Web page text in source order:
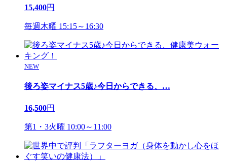
15,400円
毎週木曜 15:15～16:30
NEW
後ろ姿マイナス5歳♪今日からできる、 …
16,500円
第1・3火曜 10:00～11:00